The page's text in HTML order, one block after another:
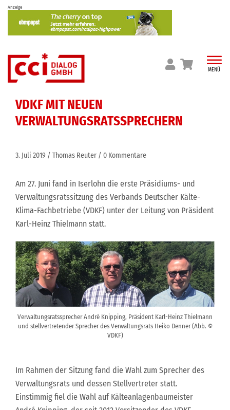
Skip
content
Anzeige
MENÜ
VDKF MIT NEUEN
VERWALTUNGSRATSSPRECHERN
3. Juli 2019 Thomas Reuter 0 Kommentare
Am 27. Juni fand in Iserlohn die erste Präsidiums- und
Verwaltungsratssitzung des Verbands Deutscher Kälte-
Klima-Fachbetriebe (VDKF) unter der Leitung von Präsident
Karl-Heinz Thielmann statt.
Verwaltungsratssprecher André Knipping, Präsident Karl-Heinz Thielmann
und stellvertretender Sprecher des Verwaltungsrats Heiko Denner (Abb. ©
VDKF)
Im Rahmen der Sitzung fand die Wahl zum Sprecher des
Verwaltungsrats und dessen Stellvertreter statt.
Einstimmig fiel die Wahl auf Kälteanlagenbaumeister